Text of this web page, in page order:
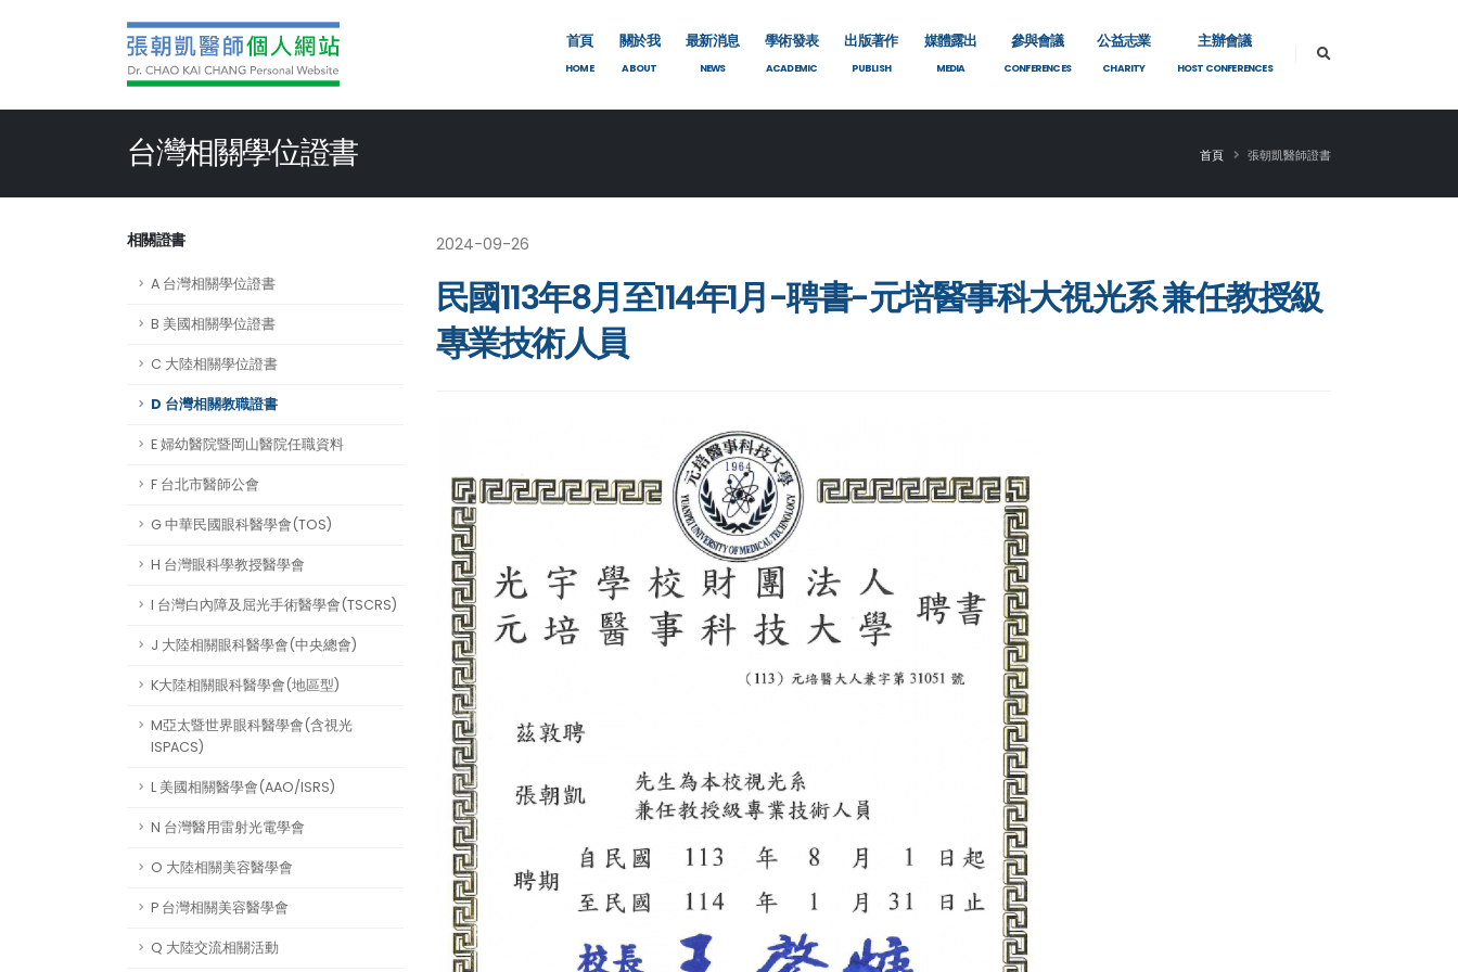
首頁
HOME
關於我
ABOUT
最新消息
NEWS
學術發表
ACADEMIC
出版著作
PUBLISH
媒體露出
MEDIA
參與會議
CONFERENCES
公益志業
CHARITY
主辦會議
HOST CONFERENCES
台灣相關學位證書 首頁 張朝凱醫師證書
相關證書
A 台灣相關學位證書
B 美國相關學位證書
C 大陸相關學位證書
D 台灣相關教職證書
E 婦幼醫院暨岡山醫院任職資料
F 台北市醫師公會
G 中華民國眼科醫學會(TOS)
H 台灣眼科學教授醫學會
I 台灣白內障及屈光手術醫學會(TSCRS)
J 大陸相關眼科醫學會(中央總會)
K大陸相關眼科醫學會(地區型)
M亞太暨世界眼科醫學會(含視光
ISPACS)
L 美國相關醫學會(AAO/ISRS)
N 台灣醫用雷射光電學會
O 大陸相關美容醫學會
P 台灣相關美容醫學會
Q 大陸交流相關活動
2024-09-26
民國113年8月至114年1月-聘書-元培醫事科大視光系 兼任教授級
專業技術人員